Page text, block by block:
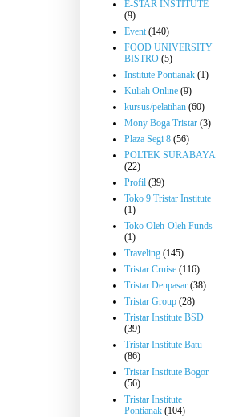
E-STAR INSTITUTE
(9)
Event (140)
FOOD UNIVERSITY
BISTRO (5)
Institute Pontianak (1)
Kuliah Online (9)
kursus/pelatihan (60)
Mony Boga Tristar (3)
Plaza Segi 8 (56)
POLTEK SURABAYA
(22)
Profil (39)
Toko 9 Tristar Institute
(1)
Toko Oleh-Oleh Funds
(1)
Traveling (145)
Tristar Cruise (116)
Tristar Denpasar (38)
Tristar Group (28)
Tristar Institute BSD
(39)
Tristar Institute Batu
(86)
Tristar Institute Bogor
(56)
Tristar Institute
Pontianak (104)